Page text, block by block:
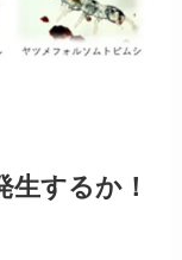
生するか！